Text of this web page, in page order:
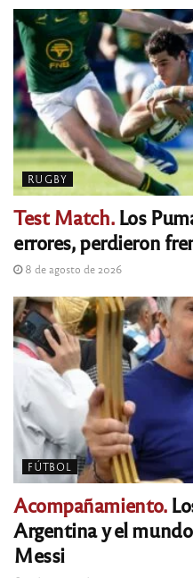
RUGBY
Test Match.Los
errores, perdieron
8 de agosto de 2026
FÚTBOL
Acompañamiento.
Argentina y el
Messi